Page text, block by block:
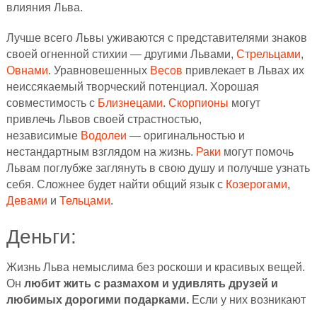
влияния Льва.
Лучше всего Львы уживаются с представителями знаков
своей огненной стихии — другими Львами, Стрельцами,
Овнами. Уравновешенных Весов привлекает в Львах их
неиссякаемый творческий потенциал. Хорошая
совместимость с Близнецами. Скорпионы могут
привлечь Львов своей страстностью,
независимые Водолеи — оригинальностью и
нестандартным взглядом на жизнь. Раки могут помочь
Львам поглубже заглянуть в свою душу и получше узнать
себя. Сложнее будет найти общий язык с Козерогами,
Девами и Тельцами.
Деньги:
Жизнь Льва немыслима без роскоши и красивых вещей.
Он любит жить с размахом и удивлять друзей и
любимых дорогими подарками.Если у них возникают